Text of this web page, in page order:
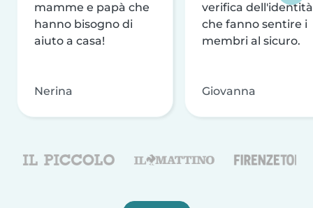
mamme e papà che
hanno bisogno di
aiuto a casa!
Nerina
verifica dell'identità
che fanno sentire i
membri al sicuro.
Giovanna